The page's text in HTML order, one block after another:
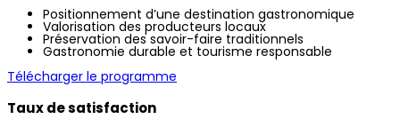
Positionnement d’une destination gastronomique
Valorisation des producteurs locaux
Préservation des savoir-faire traditionnels
Gastronomie durable et tourisme responsable
Télécharger le programme
Taux de satisfaction